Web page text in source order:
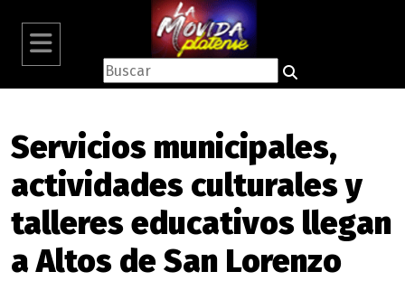
Servicios municipales,
actividades culturales y
talleres educativos llegan
a Altos de San Lorenzo